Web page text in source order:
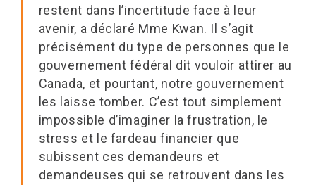
restent dans l’incertitude face à leur
avenir, a déclaré Mme Kwan. Il s’agit
précisément du type de personnes que le
gouvernement fédéral dit vouloir attirer au
Canada, et pourtant, notre gouvernement
les laisse tomber. C’est tout simplement
impossible d’imaginer la frustration, le
stress et le fardeau financier que
subissent ces demandeurs et
demandeuses qui se retrouvent dans les